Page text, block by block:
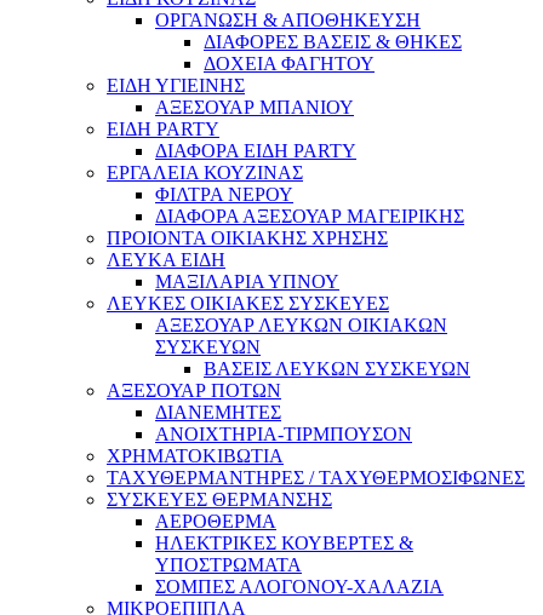
ΟΡΓΑΝΩΣΗ & ΑΠΟΘΗΚΕΥΣΗ
ΔΙΑΦΟΡΕΣ ΒΑΣΕΙΣ & ΘΗΚΕΣ
ΔΟΧΕΙΑ ΦΑΓΗΤΟΥ
ΕΙΔΗ ΥΓΙΕΙΝΗΣ
ΑΞΕΣΟΥΑΡ ΜΠΑΝΙΟΥ
ΕΙΔΗ PARTY
ΔΙΑΦΟΡΑ ΕΙΔΗ PARTY
ΕΡΓΑΛΕΙΑ ΚΟΥΖΙΝΑΣ
ΦΙΛΤΡΑ ΝΕΡΟΥ
ΔΙΑΦΟΡΑ ΑΞΕΣΟΥΑΡ ΜΑΓΕΙΡΙΚΗΣ
ΠΡΟΙΟΝΤΑ ΟΙΚΙΑΚΗΣ ΧΡΗΣΗΣ
ΛΕΥΚΑ ΕΙΔΗ
ΜΑΞΙΛΑΡΙΑ ΥΠΝΟΥ
ΛΕΥΚΕΣ ΟΙΚΙΑΚΕΣ ΣΥΣΚΕΥΕΣ
ΑΞΕΣΟΥΑΡ ΛΕΥΚΩΝ ΟΙΚΙΑΚΩΝ
ΣΥΣΚΕΥΩΝ
ΒΑΣΕΙΣ ΛΕΥΚΩΝ ΣΥΣΚΕΥΩΝ
ΑΞΕΣΟΥΑΡ ΠΟΤΩΝ
ΔΙΑΝΕΜΗΤΕΣ
ΑΝΟΙΧΤΗΡΙΑ-ΤΙΡΜΠΟΥΣΟΝ
ΧΡΗΜΑΤΟΚΙΒΩΤΙΑ
ΤΑΧΥΘΕΡΜΑΝΤΗΡΕΣ / ΤΑΧΥΘΕΡΜΟΣΙΦΩΝΕΣ
ΣΥΣΚΕΥΕΣ ΘΕΡΜΑΝΣΗΣ
ΑΕΡΟΘΕΡΜΑ
ΗΛΕΚΤΡΙΚΕΣ ΚΟΥΒΕΡΤΕΣ &
ΥΠΟΣΤΡΩΜΑΤΑ
ΣΟΜΠΕΣ ΑΛΟΓΟΝΟΥ-ΧΑΛΑΖΙΑ
ΜΙΚΡΟΕΠΙΠΛΑ